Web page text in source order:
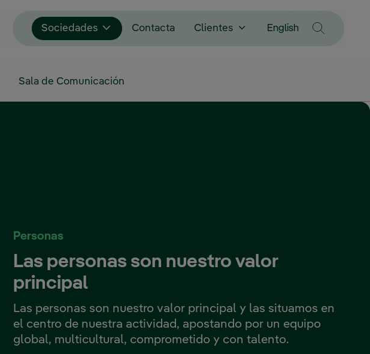
Sociedades Contacta Clientes english
English
Sala de Comunicación
Personas
Las personas son nuestro valor
principal
Las personas son nuestro valor principal y las situamos en
el centro de nuestra actividad, apostando por un equipo
global, multicultural, comprometido y con talento.